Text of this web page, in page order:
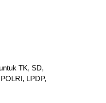
TK, SD,
LPDP,